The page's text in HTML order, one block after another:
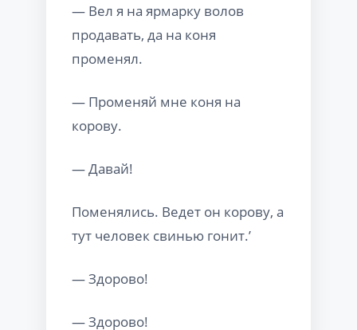
— Вел я на ярмарку волов
продавать, да на коня
променял.
— Променяй мне коня на
корову.
— Давай!
Поменялись. Ведет он корову, а
тут человек свинью гонит.’
— Здорово!
— Здорово!